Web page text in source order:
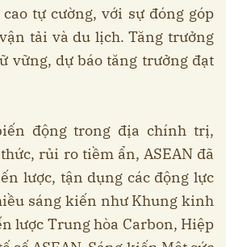
tự cường, với sự đóng góp
tải và du lịch. Tăng trưởng
vững, dự báo tăng trưởng đạt
động trong địa chính trị,
rủi ro tiềm ẩn, ASEAN đã
lược, tận dụng các động lực
sáng kiến như Khung kinh
lược Trung hòa Carbon, Hiệp